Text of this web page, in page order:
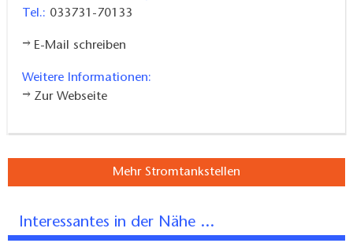
und Räume stehen zur Verfügung. Regelmäßig
finden interessante Konzerte, auch mit namhaften
Theateraufführungen und verschiedene Feste
Tel.: 033731-70133
E-Mail schreiben
Weitere Informationen:
Zur Webseite
Mehr Stromtankstellen
Interessantes in der Nähe ...